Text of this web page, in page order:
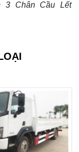
3 Chân Cầu Lết